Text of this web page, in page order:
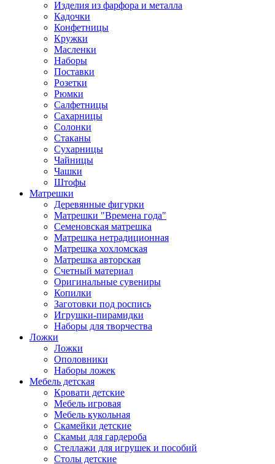
Изделия из фарфора и металла
Кадочки
Конфетницы
Кружки
Масленки
Наборы
Поставки
Розетки
Рюмки
Салфетницы
Сахарницы
Солонки
Стаканы
Сухарницы
Чайницы
Чашки
Штофы
Матрешки
Деревянные фигурки
Матрешки "Времена года"
Семеновская матрешка
Матрешка нетрадиционная
Матрешка хохломская
Матрешка авторская
Счетный материал
Оригинальные сувениры
Копилки
Заготовки под роспись
Игрушки-пирамидки
Наборы для творчества
Ложки
Ложки
Ополовники
Наборы ложек
Мебель детская
Кровати детские
Мебель игровая
Мебель кукольная
Скамейки детские
Скамьи для гардероба
Стеллажи для игрушек и пособий
Столы детские